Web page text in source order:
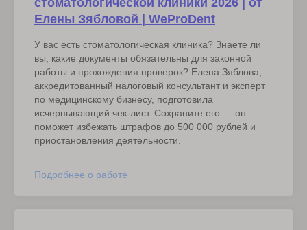
стоматологической клиники 2026 | от
Елены Зябловой | WeProDent
У вас есть стоматологическая клиника? Знаете ли
вы, какие документы обязательны для законной
работы и прохождения проверок? Елена Зяблова,
аккредитованный налоговый консультант и эксперт
по медицинскому бизнесу, подготовила
исчерпывающий чек-лист. Сохраните его — он
поможет избежать штрафов до 500 000 рублей и
приостановления деятельности.
Подробнее о работе